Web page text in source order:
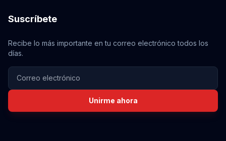
Suscríbete
Recibe lo más importante en tu correo electrónico todos los
días.
Unirme ahora